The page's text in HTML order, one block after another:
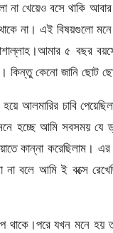
না খেয়েও বসে থাকি
থাকে না। এই বিষয়গুলো
৫ বছর
কেনো জানি ছোট
আলমারির চাবি
হচ্ছে আমি সবসময় যে
কান্না করেছিলাম।
না বলে আমি ই বক্সে
থাকে।পরে যখন